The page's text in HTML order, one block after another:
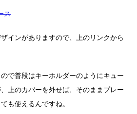
ス
インがありますので、上のリンクから
で普段はキーホルダーのようにキュー
上のカバーを外せば、そのままプレー
も使えるんですね。